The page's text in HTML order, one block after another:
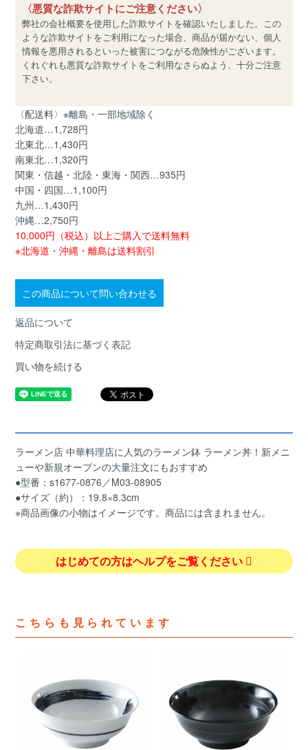
〈悪質な詐欺サイトにご注意ください〉
弊社の会社概要を使用した詐欺サイトを確認いたしました。この
ような詐欺サイトをご利用になった場合、商品が届かない、個人
情報を悪用されるといった被害につながる危険性がございます。
くれぐれも悪質な詐欺サイトをご利用なさらぬよう、十分ご注意
下さい。
〈配送料〉※離島・一部地域除く
北海道…1,728円
北東北…1,430円
南東北…1,320円
関東・信越・北陸・東海・関西…935円
中国・四国…1,100円
九州…1,430円
沖縄…2,750円
10,000円（税込）以上ご購入で送料無料
※北海道・沖縄・離島は送料割引
この商品について問い合わせる
返品について
特定商取引法に基づく表記
買い物を続ける
ラーメン店 中華料理店に人気のラーメン鉢 ラーメン丼！新メニ
ューや新規オープンの大量注文にもおすすめ
●型番：s1677-0876／M03-08905
●サイズ（約）：19.8×8.3cm
※商品画像の小物はイメージです。商品には含まれません。
はじめての方はヘルプをご覧ください
こちらも見られています